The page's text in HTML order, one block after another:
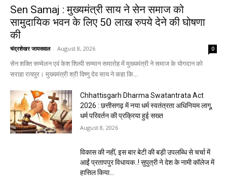
Sen Samaj : मुख्यमंत्री साय ने सेन समाज को
सामुदायिक भवन के लिए 50 लाख रुपये देने की घोषणा
की
चंद्रशेखर जायसवाल - August 8, 2026 0
सेन शक्ति सम्मेलन एवं केश शिल्पी सम्मान समारोह में मुख्यमंत्री ने समाज के योगदान को
सराहा रायपुर। मुख्यमंत्री श्री विष्णु देव साय ने कहा कि...
Chhattisgarh Dharma Swatantrata Act
2026 : छत्तीसगढ़ में नया धर्म स्वतंत्रता अधिनियम लागू,
धर्म परिवर्तन की प्रक्रिया हुई सख्त
August 8, 2026
विकास की नहीं, इस बार बेटी की बड़ी उपलब्धि से चर्चा में
आईं प्रतापपुर विधायक..! सुपुत्री ने देश के नामी कॉलेज में
हासिल किया...